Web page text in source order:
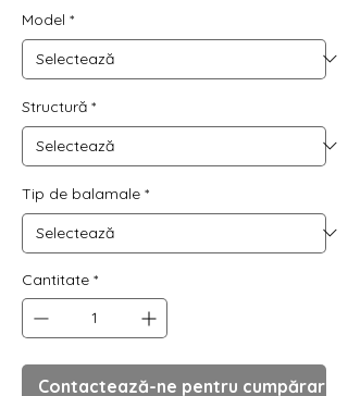
Cantitate mp
Model *
Structură *
Tip de balamale *
Cantitate *
Contactează-ne pentru cumpărare